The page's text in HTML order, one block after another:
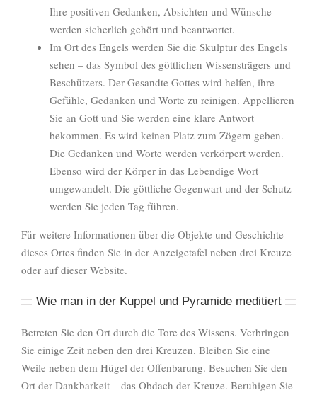
Ihre positiven Gedanken, Absichten und Wünsche
werden sicherlich gehört und beantwortet.
Im Ort des Engels werden Sie die Skulptur des Engels
sehen – das Symbol des göttlichen Wissensträgers und
Beschützers. Der Gesandte Gottes wird helfen, ihre
Gefühle, Gedanken und Worte zu reinigen. Appellieren
Sie an Gott und Sie werden eine klare Antwort
bekommen. Es wird keinen Platz zum Zögern geben.
Die Gedanken und Worte werden verkörpert werden.
Ebenso wird der Körper in das Lebendige Wort
umgewandelt. Die göttliche Gegenwart und der Schutz
werden Sie jeden Tag führen.
Für weitere Informationen über die Objekte und Geschichte
dieses Ortes finden Sie in der Anzeigetafel neben drei Kreuze
oder auf dieser Website.
Wie man in der Kuppel und Pyramide meditiert
Betreten Sie den Ort durch die Tore des Wissens. Verbringen
Sie einige Zeit neben den drei Kreuzen. Bleiben Sie eine
Weile neben dem Hügel der Offenbarung. Besuchen Sie den
Ort der Dankbarkeit – das Obdach der Kreuze. Beruhigen Sie